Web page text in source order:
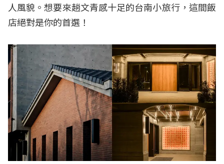
人風貌。想要來趟文青感十足的台南小旅行，這間飯
店絕對是你的首選！